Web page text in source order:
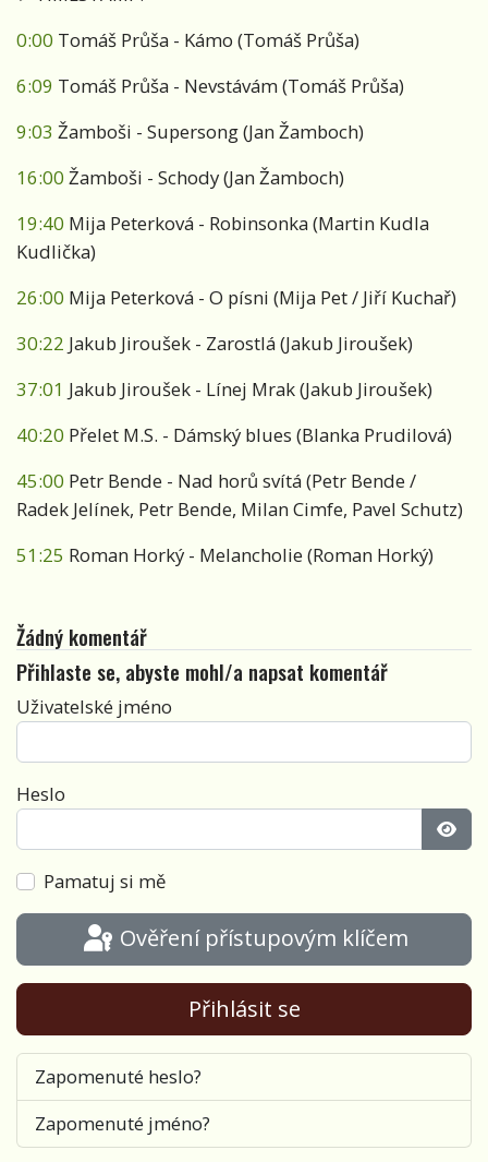
0:00 Tomáš Průša - Kámo (Tomáš Průša)
6:09 Tomáš Průša - Nevstávám (Tomáš Průša)
9:03 Žamboši - Supersong (Jan Žamboch)
16:00 Žamboši - Schody (Jan Žamboch)
19:40 Mija Peterková - Robinsonka (Martin Kudla
Kudlička)
26:00 Mija Peterková - O písni (Mija Pet / Jiří Kuchař)
30:22 Jakub Jiroušek - Zarostlá (Jakub Jiroušek)
37:01 Jakub Jiroušek - Línej Mrak (Jakub Jiroušek)
40:20 Přelet M.S. - Dámský blues (Blanka Prudilová)
45:00 Petr Bende - Nad horů svítá (Petr Bende /
Radek Jelínek, Petr Bende, Milan Cimfe, Pavel Schutz)
51:25 Roman Horký - Melancholie (Roman Horký)
Žádný komentář
Přihlaste se, abyste mohl/a napsat komentář
Uživatelské jméno
Heslo
Pamatuj si mě
Ověření přístupovým klíčem
Přihlásit se
Zapomenuté heslo?
Zapomenuté jméno?